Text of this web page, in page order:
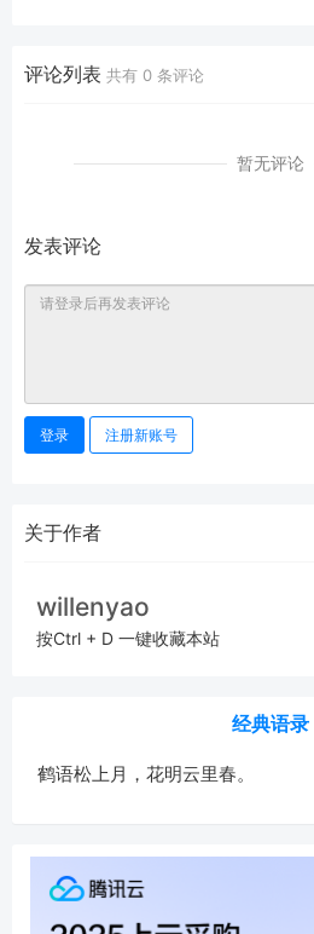
评论列表 共有 0 条评论
暂无评论
发表评论
登录 注册新账号
关于作者
willenyao
按Ctrl + D 一键收藏本站
经典语录
鹤语松上月，花明云里春。